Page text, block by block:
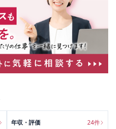
年収・評価 24件